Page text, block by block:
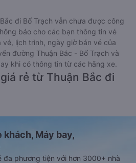
đi Bố Trạch vẫn chưa được công
báo cho các bạn thông tin vé
vé, lịch trình, ngày giờ bán vé của
đường Thuận Bắc - Bố Trạch và
khi có thông tin từ các hãng xe.
rẻ từ Thuận Bắc đi
khách, Máy bay,
phương tiện với hơn 3000+ nhà